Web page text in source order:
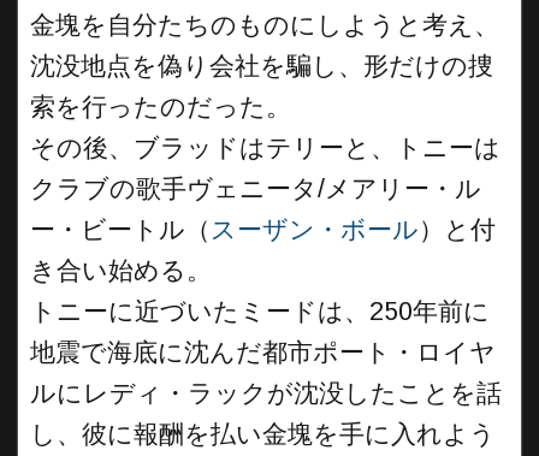
金塊を自分たちのものにしようと考え、
沈没地点を偽り会社を騙し、形だけの捜
索を行ったのだった。
その後、ブラッドはテリーと、トニーは
クラブの歌手ヴェニータ/メアリー・ル
ー・ビートル（ スーザン・ボール）と付
き合い始める。
トニーに近づいたミードは、250年前に
地震で海底に沈んだ都市ポート・ロイヤ
ルにレディ・ラックが沈没したことを話
し、彼に報酬を払い金塊を手に入れよう